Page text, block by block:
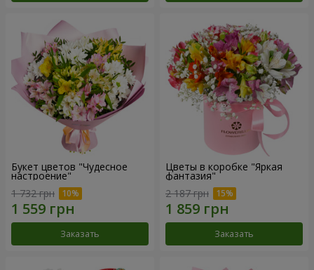
Букет цветов "Чудесное
настроение"
1 732 грн
Заказать
Цветы в коробке "Яркая
фантазия"
2 187 грн
Заказать